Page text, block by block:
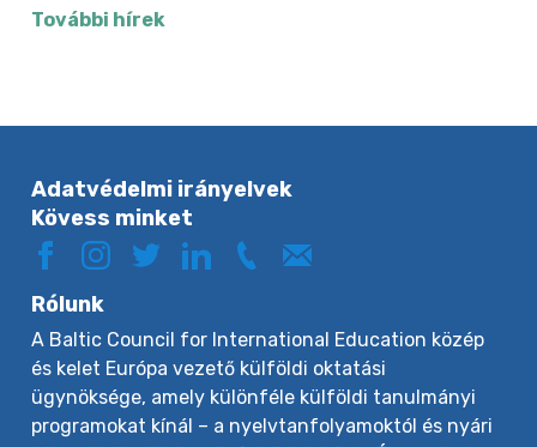
További hírek
Adatvédelmi irányelvek
Kövess minket
Rólunk
A Baltic Council for International Education közép
és kelet Európa vezető külföldi oktatási
ügynöksége, amely különféle külföldi tanulmányi
programokat kínál – a nyelvtanfolyamoktól és nyári